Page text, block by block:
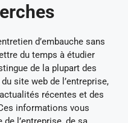
d’embauche sans
du temps à étudier
de la plupart des
site web de l’entreprise,
récentes et des
informations vous